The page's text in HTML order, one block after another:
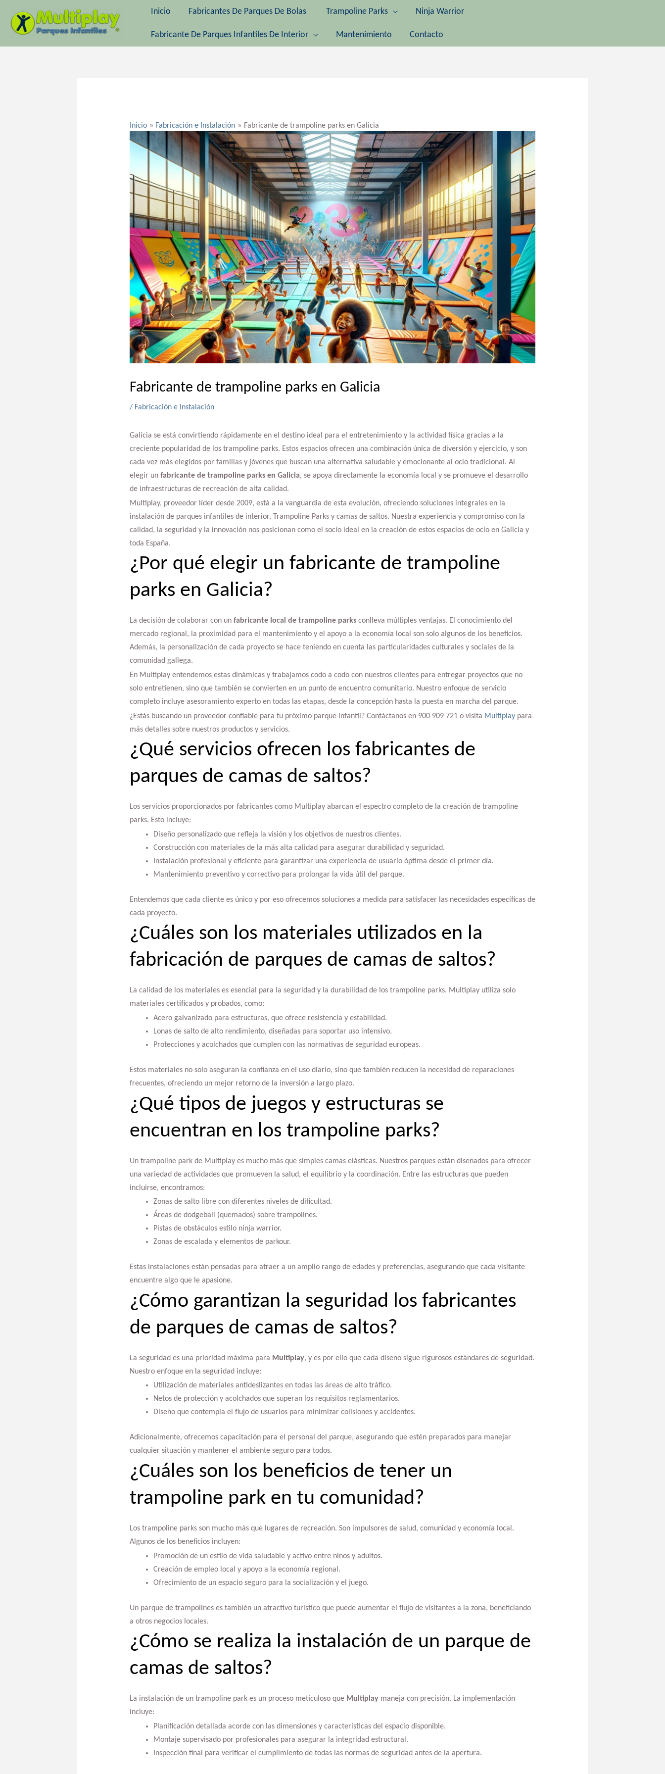
contenido
Inicio Fabricantes De Parques De Bolas Trampoline Parks Ninja Warrior
Fabricante De Parques Infantiles De Interior Mantenimiento Contacto
Inicio Fabricación e Instalación Fabricante de trampoline parks en Galicia
Fabricante de trampoline parks en Galicia
/ Fabricación e Instalación
Galicia se está convirtiendo rápidamente en el destino ideal para el entretenimiento y la actividad física gracias a la
creciente popularidad de los trampoline parks. Estos espacios ofrecen una combinación única de diversión y ejercicio, y son
cada vez más elegidos por familias y jóvenes que buscan una alternativa saludable y emocionante al ocio tradicional. Al
elegir un fabricante de trampoline parks en Galicia, se apoya directamente la economía local y se promueve el desarrollo
de infraestructuras de recreación de alta calidad.
Multiplay, proveedor líder desde 2009, está a la vanguardia de esta evolución, ofreciendo soluciones integrales en la
instalación de parques infantiles de interior, Trampoline Parks y camas de saltos. Nuestra experiencia y compromiso con la
calidad, la seguridad y la innovación nos posicionan como el socio ideal en la creación de estos espacios de ocio en Galicia y
toda España.
¿Por qué elegir un fabricante de trampoline
parks en Galicia?
La decisión de colaborar con un fabricante local de trampoline parksconlleva múltiples ventajas. El conocimiento del
mercado regional, la proximidad para el mantenimiento y el apoyo a la economía local son solo algunos de los beneficios.
Además, la personalización de cada proyecto se hace teniendo en cuenta las particularidades culturales y sociales de la
comunidad gallega.
En Multiplay entendemos estas dinámicas y trabajamos codo a codo con nuestros clientes para entregar proyectos que no
solo entretienen, sino que también se convierten en un punto de encuentro comunitario. Nuestro enfoque de servicio
completo incluye asesoramiento experto en todas las etapas, desde la concepción hasta la puesta en marcha del parque.
¿Estás buscando un proveedor confiable para tu próximo parque infantil? Contáctanos en 900 909 721 o visita Multiplaypara
más detalles sobre nuestros productos y servicios.
¿Qué servicios ofrecen los fabricantes de
parques de camas de saltos?
Los servicios proporcionados por fabricantes como Multiplay abarcan el espectro completo de la creación de trampoline
parks. Esto incluye:
Diseño personalizado que refleja la visión y los objetivos de nuestros clientes.
Construcción con materiales de la más alta calidad para asegurar durabilidad y seguridad.
Instalación profesional y eficiente para garantizar una experiencia de usuario óptima desde el primer día.
Mantenimiento preventivo y correctivo para prolongar la vida útil del parque.
Entendemos que cada cliente es único y por eso ofrecemos soluciones a medida para satisfacer las necesidades específicas de
cada proyecto.
¿Cuáles son los materiales utilizados en la
fabricación de parques de camas de saltos?
La calidad de los materiales es esencial para la seguridad y la durabilidad de los trampoline parks. Multiplay utiliza solo
materiales certificados y probados, como:
Acero galvanizado para estructuras, que ofrece resistencia y estabilidad.
Lonas de salto de alto rendimiento, diseñadas para soportar uso intensivo.
Protecciones y acolchados que cumplen con las normativas de seguridad europeas.
Estos materiales no solo aseguran la confianza en el uso diario, sino que también reducen la necesidad de reparaciones
frecuentes, ofreciendo un mejor retorno de la inversión a largo plazo.
¿Qué tipos de juegos y estructuras se
encuentran en los trampoline parks?
Un trampoline park de Multiplay es mucho más que simples camas elásticas. Nuestros parques están diseñados para ofrecer
una variedad de actividades que promueven la salud, el equilibrio y la coordinación. Entre las estructuras que pueden
incluirse, encontramos:
Zonas de salto libre con diferentes niveles de dificultad.
Áreas de dodgeball (quemados) sobre trampolines.
Pistas de obstáculos estilo ninja warrior.
Zonas de escalada y elementos de parkour.
Estas instalaciones están pensadas para atraer a un amplio rango de edades y preferencias, asegurando que cada visitante
encuentre algo que le apasione.
¿Cómo garantizan la seguridad los fabricantes
de parques de camas de saltos?
La seguridad es una prioridad máxima para Multiplay, y es por ello que cada diseño sigue rigurosos estándares de seguridad.
Nuestro enfoque en la seguridad incluye:
Utilización de materiales antideslizantes en todas las áreas de alto tráfico.
Netos de protección y acolchados que superan los requisitos reglamentarios.
Diseño que contempla el flujo de usuarios para minimizar colisiones y accidentes.
Adicionalmente, ofrecemos capacitación para el personal del parque, asegurando que estén preparados para manejar
cualquier situación y mantener el ambiente seguro para todos.
¿Cuáles son los beneficios de tener un
trampoline park en tu comunidad?
Los trampoline parks son mucho más que lugares de recreación. Son impulsores de salud, comunidad y economía local.
Algunos de los beneficios incluyen:
Promoción de un estilo de vida saludable y activo entre niños y adultos.
Creación de empleo local y apoyo a la economía regional.
Ofrecimiento de un espacio seguro para la socialización y el juego.
Un parque de trampolines es también un atractivo turístico que puede aumentar el flujo de visitantes a la zona, beneficiando
a otros negocios locales.
¿Cómo se realiza la instalación de un parque de
camas de saltos?
La instalación de un trampoline park es un proceso meticuloso que Multiplaymaneja con precisión. La implementación
incluye:
Planificación detallada acorde con las dimensiones y características del espacio disponible.
Montaje supervisado por profesionales para asegurar la integridad estructural.
Inspección final para verificar el cumplimiento de todas las normas de seguridad antes de la apertura.